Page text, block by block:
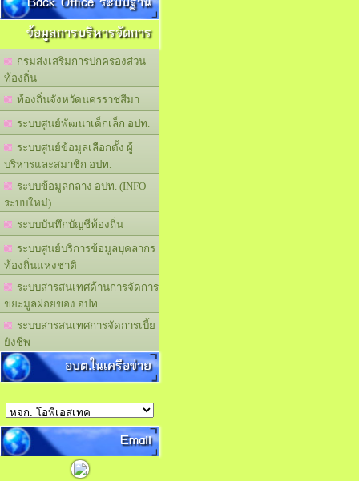
ข้อมูลการบริหารจัดการ
กรมส่งเสริมการปกครองส่วน
ท้องถิ่น
ท้องถิ่นจังหวัดนครราชสีมา
ระบบศูนย์พัฒนาเด็กเล็ก อปท.
ระบบศูนย์ข้อมูลเลือกตั้ง ผู้
บริหารและสมาชิก อปท.
ระบบข้อมูลกลาง อปท. (INFO
ระบบใหม่)
ระบบบันทึกบัญชีท้องถิ่น
ระบบศูนย์บริการข้อมูลบุคลากร
ท้องถิ่นแห่งชาติ
ระบบสารสนเทศด้านการจัดการ
ขยะมูลฝอยของ อปท.
ระบบสารสนเทศการจัดการเบี้ย
ยังชีพ
อบต.ในเครือข่าย
Email